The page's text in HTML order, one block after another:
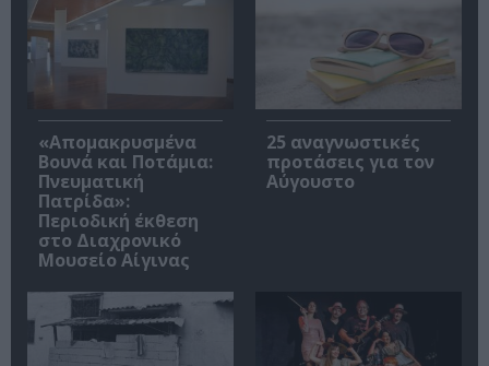
«Απομακρυσμένα
Βουνά και Ποτάμια:
Πνευματική
Πατρίδα»:
Περιοδική έκθεση
στο Διαχρονικό
Μουσείο Αίγινας
25 αναγνωστικές
προτάσεις για τον
Αύγουστο